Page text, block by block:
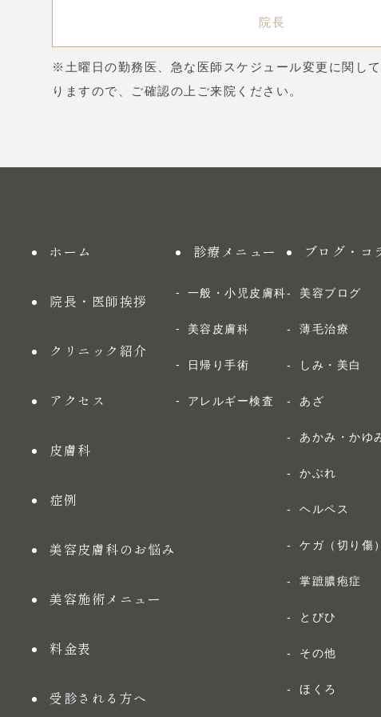
院長
※土曜日の勤務医、急な医師スケジュール変更に関し
りますので、ご確認の上ご来院ください。
ホーム
院長・医師挨拶
クリニック紹介
アクセス
皮膚科
症例
美容皮膚科のお悩み
美容施術メニュー
料金表
受診される方へ
診療メニュー
一般・小児皮膚科
美容皮膚科
日帰り手術
アレルギー検査
ブログ・コ
美容ブログ
薄毛治療
しみ・美白
あざ
あかみ・かゆ
かぶれ
ヘルペス
ケガ（切り傷）
掌蹠膿疱症
とびひ
その他
ほくろ